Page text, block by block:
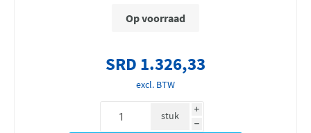
Op voorraad
SRD 1.326,33
excl. BTW
i
h
stuk